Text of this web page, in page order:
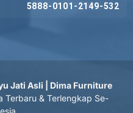
5888-0101-2149-532
Jati Asli | Dima Furniture
Terbaru & Terlengkap Se-